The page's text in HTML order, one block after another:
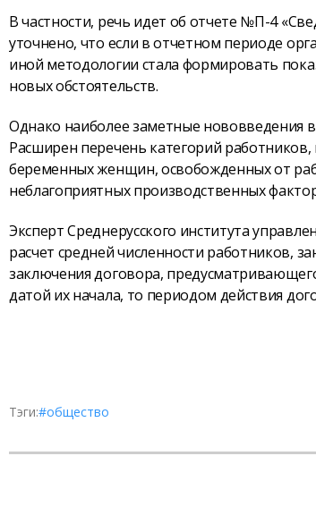
В частности, речь идет об отчете №П-4
уточнено, что если в отчетном периоде
иной методологии стала формировать
новых обстоятельств.
Однако наиболее заметные нововведения
Расширен перечень категорий
беременных женщин, освобожденных от
неблагоприятных производственных
Эксперт Среднерусского института
расчет средней численности работников,
заключения договора,
датой их начала, то периодом действия
Тэги:#общество